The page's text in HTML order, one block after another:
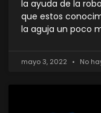
la ayuda de la
que estos
la aguja un poco
mayo 3, 2022 No